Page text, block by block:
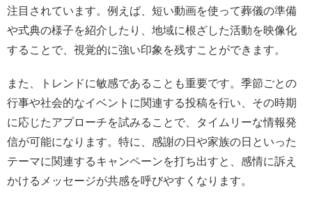
注目されています。例えば、短い動画を使って葬儀の準備
や式典の様子を紹介したり、地域に根ざした活動を映像化
することで、視覚的に強い印象を残すことができます。
また、トレンドに敏感であることも重要です。季節ごとの
行事や社会的なイベントに関連する投稿を行い、その時期
に応じたアプローチを試みることで、タイムリーな情報発
信が可能になります。特に、感謝の日や家族の日といった
テーマに関連するキャンペーンを打ち出すと、感情に訴え
かけるメッセージが共感を呼びやすくなります。